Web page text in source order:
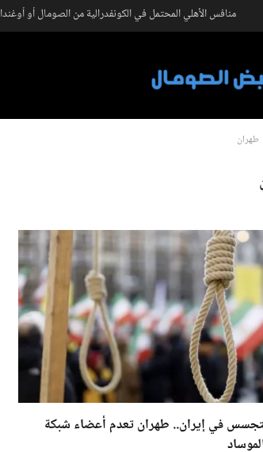
منافس الأهلي المحتمل في الكونفدرالية من الصومال أو أوغندا
طهران
في إيران.. طهران تعدم أعضاء شبكة